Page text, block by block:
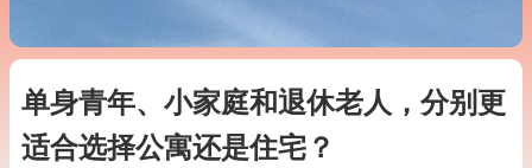
单身青年、小家庭和退休老人，分别更
适合选择公寓还是住宅？